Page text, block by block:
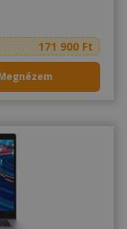
171 900 Ft